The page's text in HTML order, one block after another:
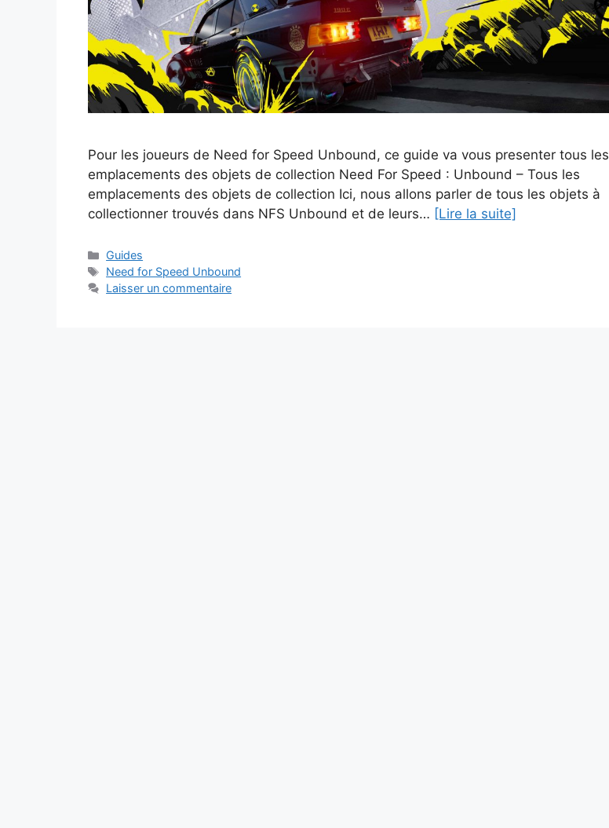
Pour les joueurs de Need for Speed Unbound, ce guide va vous presenter tous les
emplacements des objets de collection Need For Speed ​​: Unbound – Tous les
emplacements des objets de collection Ici, nous allons parler de tous les objets à
collectionner trouvés dans NFS Unbound et de leurs… [Lire la suite]
Catégories
Guides
Étiquettes
Need for Speed Unbound
Laisser un commentaire